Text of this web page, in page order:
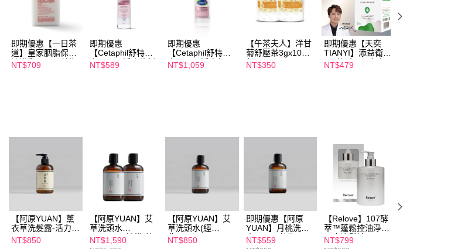
先享後付繳納相關費用。
※ 交易是否成功請以「AFTEE先享後付 」之結帳頁面顯示為準，若有關於
是否繳費成功／繳費後需取消欲退款等相關疑問，請聯繫「AFTEE先享後
https://netprotections.freshdesk.com/support/home
【注意事項】
１．透過由恩沛科技股份有限公司提供之「AFTEE先享後付」服務完成之
４．使用「AFTEE先享後付」時，將依據個別帳號之用戶狀況，依本公司
即時審查核予不同之上限額度；若仍有額度不足之情形，本公司將視審查
結果請求用戶進行身份認證。
５．嚴禁一人註冊多個帳號或使用他人資訊註冊。若發現惡意使用之情
形，恩沛科技股份有限公司將有權停止該用戶之使用額度並採取法律行
每筆NT$100，滿NT$600(含以上)免運費
每筆NT$100，滿NT$600(含以上)免運費
7-11付款取貨
宅配
每筆NT$100，滿NT$600(含以上)免運費
離島配送
每筆NT$150，滿NT$1,500(含以上)免運費
即期優惠【一日茶
道】皇家胭脂保濕
沐浴乳600ml 效期
2027/2/19
NT$709
即期優惠
【Cetaphil舒特
膚】BHR淨白煥新
化妝水 150mL 效
NT$589
即期優惠
【Cetaphil舒特
膚】BHR淨白無暇
精華液 30ml 效期
NT$1,059
【午茶夫人】洋甘
菊舒壓茶3gx10入/
包 x2
NT$350
即期優惠【天奕
TIANYI】添益衛
(30粒/盒) 日本專
利JSF-1®褐藻醣
NT$479
【阿原YUAN】薰
衣草洗髮露-活力亮
澤250ml
NT$850
【阿原YUAN】艾
草洗頭水
250mlx1+檸檬/薰
衣草洗髮露
NT$1,590
【阿原YUAN】艾
草洗頭水(經
典)250ml
NT$850
即期優惠【阿原
YUAN】月桃洗頭
水250ml 效期
2026/11/13
NT$559
【Relove】107酵
萃™蓬鬆控油淨化
頭皮洗髮精
450ml-莫內花園
NT$799